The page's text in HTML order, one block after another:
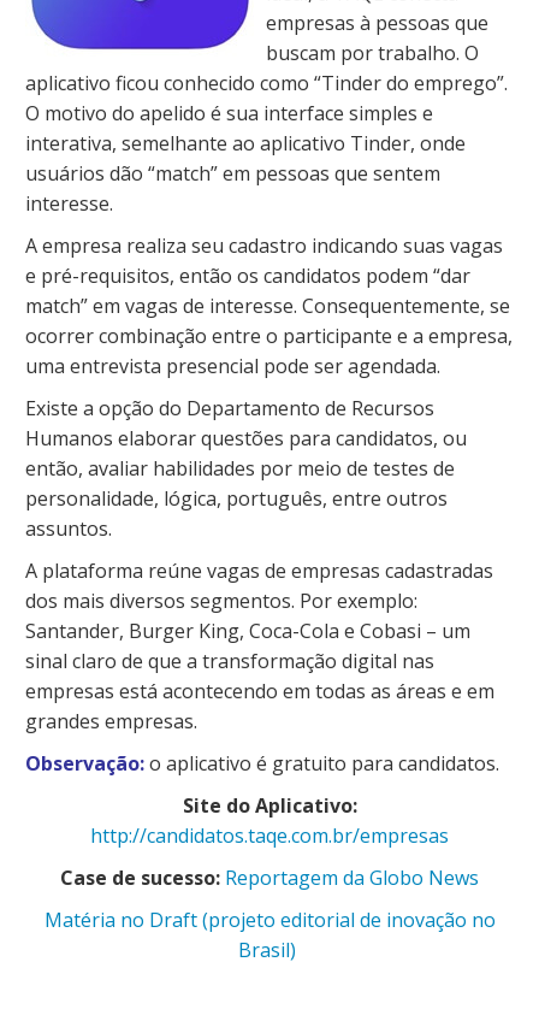
empresas à pessoas que
buscam por trabalho. O
aplicativo ficou conhecido como “Tinder do emprego”.
O motivo do apelido é sua interface simples e
interativa, semelhante ao aplicativo Tinder, onde
usuários dão “match” em pessoas que sentem
interesse.
A empresa realiza seu cadastro indicando suas vagas
e pré-requisitos, então os candidatos podem “dar
match” em vagas de interesse. Consequentemente, se
ocorrer combinação entre o participante e a empresa,
uma entrevista presencial pode ser agendada.
Existe a opção do Departamento de Recursos
Humanos elaborar questões para candidatos, ou
então, avaliar habilidades por meio de testes de
personalidade, lógica, português, entre outros
assuntos.
A plataforma reúne vagas de empresas cadastradas
dos mais diversos segmentos. Por exemplo:
Santander, Burger King, Coca-Cola e Cobasi – um
sinal claro de que a transformação digital nas
empresas está acontecendo em todas as áreas e em
grandes empresas.
Observação:o aplicativo é gratuito para candidatos.
Site do Aplicativo:
http://candidatos.taqe.com.br/empresas
Case de sucesso: Reportagem da Globo News
Matéria no Draft (projeto editorial de inovação no
Brasil)